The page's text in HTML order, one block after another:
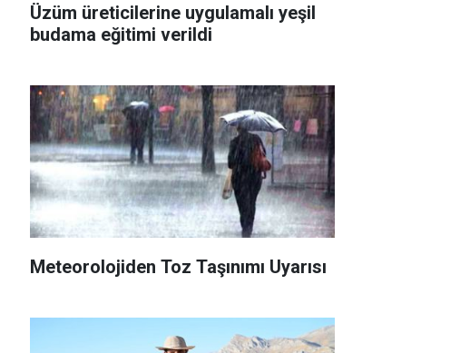
Üzüm üreticilerine uygulamalı yeşil
budama eğitimi verildi
Meteorolojiden Toz Taşınımı Uyarısı